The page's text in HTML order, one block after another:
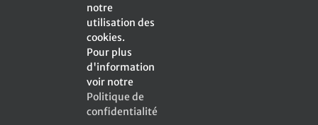
© Copyright -2026 Emmanuelle Caplette | All Rights
Reserved | A Web Site by
Facebook
X
notre
utilisation des
cookies.
Pour plus
d'information
voir notre
Politique de
confidentialité